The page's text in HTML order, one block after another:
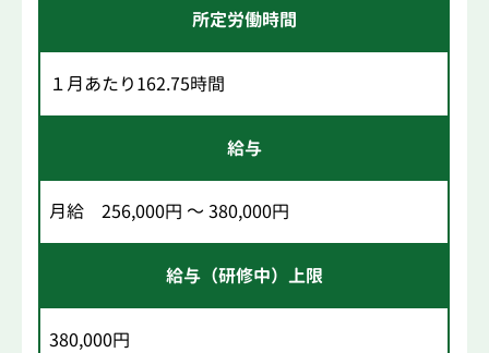
所定労働時間
１月あたり162.75時間
給与
月給 256,000円 ～ 380,000円
給与（研修中）上限
380,000円